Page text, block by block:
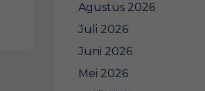
Agustus 2026
Juli 2026
Juni 2026
Mei 2026